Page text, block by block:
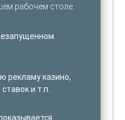
рабочем столе.
рекламу казино,
и т.п.